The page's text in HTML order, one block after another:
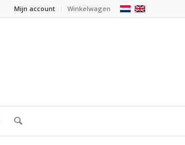
Mijn account Winkelwagen